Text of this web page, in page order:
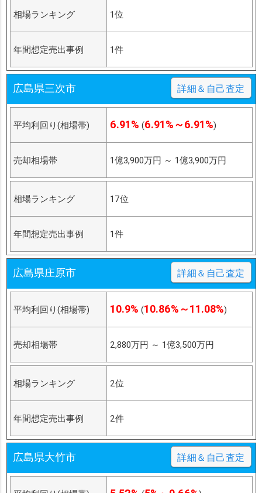
相場ランキング 1位
年間想定売出事例 1件
広島県三次市 詳細＆自己査定
平均利回り(相場帯) 6.91% (6.91%～6.91%)
売却相場帯 1億3,900万円 ～ 1億3,900万円
相場ランキング 17位
年間想定売出事例 1件
広島県庄原市 詳細＆自己査定
平均利回り(相場帯) 10.9% (10.86%～11.08%)
売却相場帯 2,880万円 ～ 1億3,500万円
相場ランキング 2位
年間想定売出事例 2件
広島県大竹市 詳細＆自己査定